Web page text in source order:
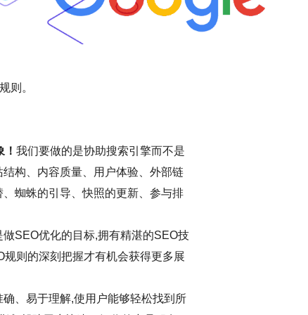
则。
我们要做的是协助搜索引擎而不是
构、内容质量、用户体验、外部链
蜘蛛的引导、快照的更新、参与排
SEO优化的目标,拥有精湛的SEO技
则的深刻把握才有机会获得更多展
、易于理解,使用户能够轻松找到所